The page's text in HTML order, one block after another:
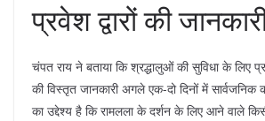
​प्रवेश द्वारों की
​चंपत राय ने बताया कि श्रद्धालुओं की सुविधा के लिए
की विस्तृत जानकारी अगले एक-दो दिनों में सार्वजनिक
का उद्देश्य है कि रामलला के दर्शन के लिए आने वाले